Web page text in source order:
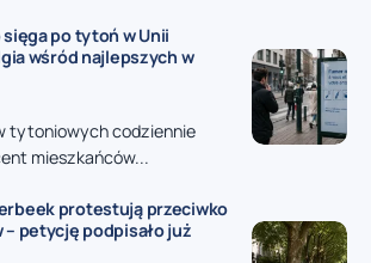
po tytoń w Unii
wśród najlepszych w
tytoniowych codziennie
mieszkańców...
protestują przeciwko
petycję podpisało już